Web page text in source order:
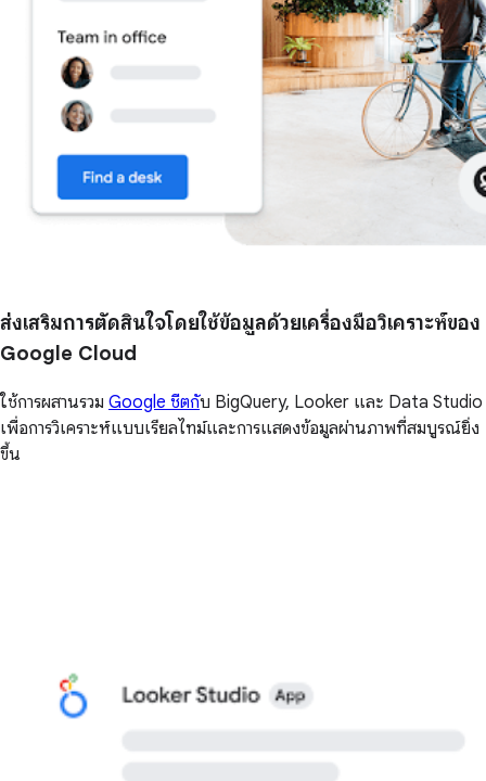
ส่งเสริมการตัดสินใจโดยใช้ข้อมูลด้วยเครื่องมือวิเคราะห์ของ
Google Cloud
ใช้การผสานรวม Google ชีตกับ BigQuery, Looker และ Data Studio
เพื่อการวิเคราะห์แบบเรียลไทม์และการแสดงข้อมูลผ่านภาพที่สมบูรณ์ยิ่ง
ขึ้น